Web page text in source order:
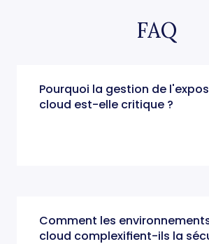
FAQ
Pourquoi la gestion de
cloud est-elle critique ?
Comment les
cloud complexifient-ils la